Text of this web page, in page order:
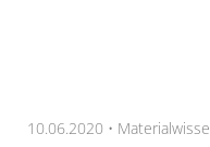
10.06.2020 •